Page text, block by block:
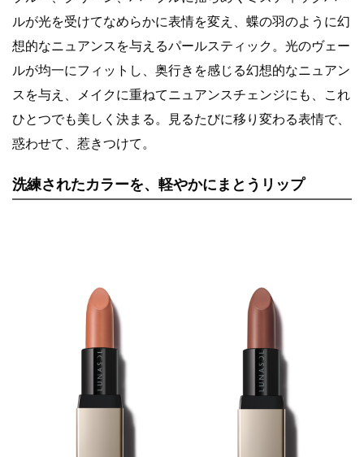
ルが光を受けてなめらかに表情を変え、蝶の羽のように幻
想的なニュアンスを与えるパールスティック。光のヴェー
ルが均一にフィットし、奥行きを感じる幻想的なニュアン
スを与え、メイクに重ねてニュアンスチェンジにも、これ
ひとつでも美しく決まる。見るたびに移り変わる表情で、
惑わせて、惹きつけて。
洗練されたカラーを、軽やかにまとうリップ